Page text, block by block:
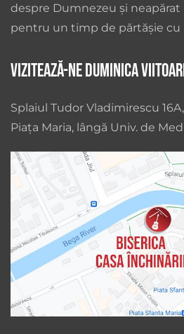
despre Dumnezeu și neapărat
pentru un timp de părtășie cu
Vizitează-ne duminica
Splaiul Tudor Vladimirescu
Piața Maria, lângă Univ. de